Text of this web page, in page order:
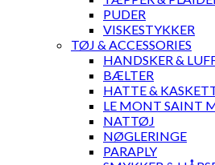
PUDER
VISKESTYKKER
TØJ & ACCESSORIES
HANDSKER &
BÆLTER
HATTE &
LE MONT SAINT
NATTØJ
NØGLERINGE
PARAPLY